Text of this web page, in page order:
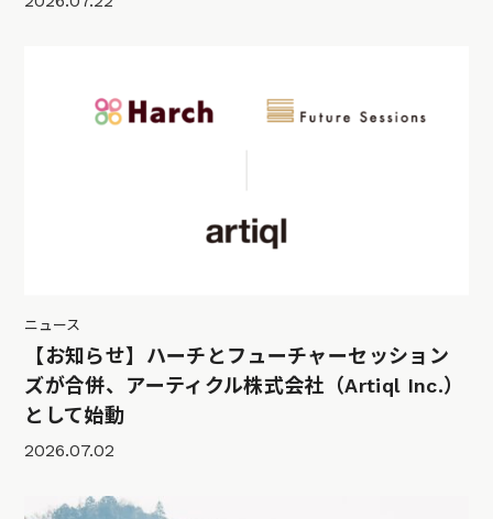
ニュース
【お知らせ】ハーチとフューチャーセッション
ズが合併、アーティクル株式会社（Artiql Inc.）
として始動
2026.07.02